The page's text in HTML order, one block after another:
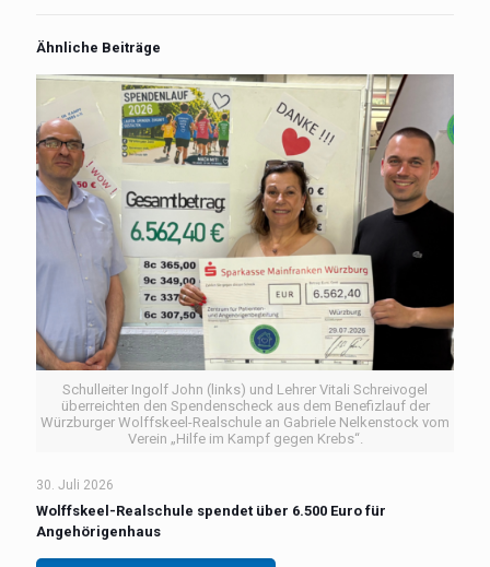
Ähnliche Beiträge
Schulleiter Ingolf John (links) und Lehrer Vitali Schreivogel
überreichten den Spendenscheck aus dem Benefizlauf der
Würzburger Wolffskeel-Realschule an Gabriele Nelkenstock vom
Verein „Hilfe im Kampf gegen Krebs“.
30. Juli 2026
Wolffskeel-Realschule spendet über 6.500 Euro für
Angehörigenhaus